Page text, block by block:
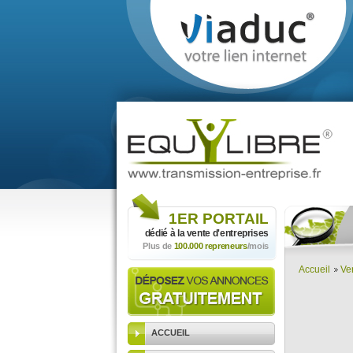
1ER PORTAIL
dédié à la vente d'entreprises
Plus de 100.000 repreneurs/mois
ACCUEIL
Accueil